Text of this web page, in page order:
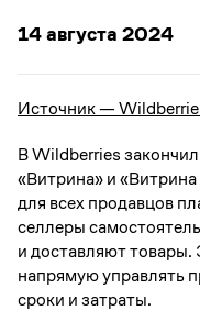
14 августа 2024
Источник —
В Wildberries
«Витрина» и
для всех продавцов
селлеры
и доставляют
напрямую управлять
сроки и затраты.